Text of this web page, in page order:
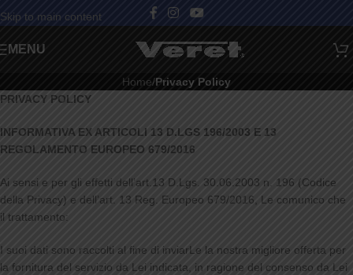
Skip to main content
MENU
Home/Privacy Policy
PRIVACY POLICY
INFORMATIVA EX ARTICOLI 13 D.LGS 196/2003 E 13
REGOLAMENTO EUROPEO 679/2016
Ai sensi e per gli effetti dell’art.13 D.Lgs. 30.06.2003 n. 196 (Codice
della Privacy) e dell’art. 13 Reg. Europeo 679/2016, Le comunico che
il trattamento:
I suoi dati sono raccolti al fine di inviarLe la nostra migliore offerta per
la fornitura del servizio da Lei indicata, in ragione del consenso da Lei